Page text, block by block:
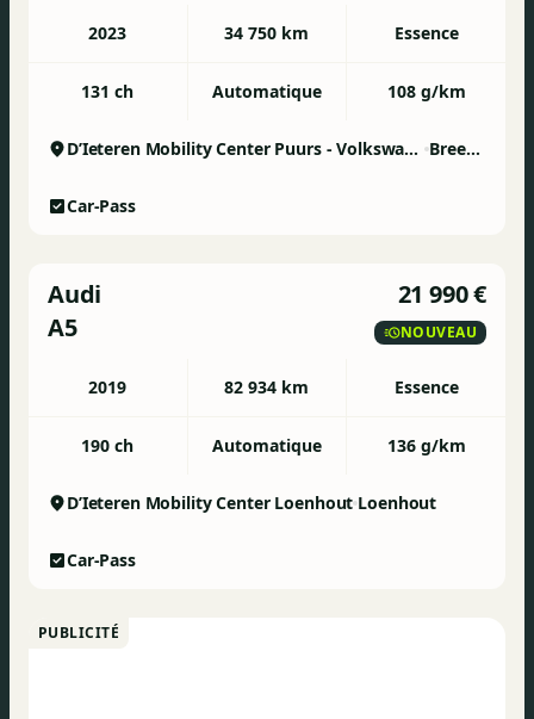
2023 34 750 km Essence
131 ch Automatique 108 g/km
D’Ieteren Mobility Center Puurs - Volkswagen & Commercial Vehicles Breendonk
Car-Pass
Audi
A5
21 990 €
NOUVEAU
2019 82 934 km Essence
190 ch Automatique 136 g/km
D’Ieteren Mobility Center Loenhout Loenhout
Car-Pass
PUBLICITÉ